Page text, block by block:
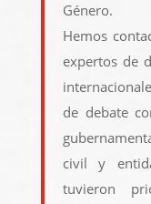
Género.
Hemos
expertos de
de debate
civil y
tuvieron